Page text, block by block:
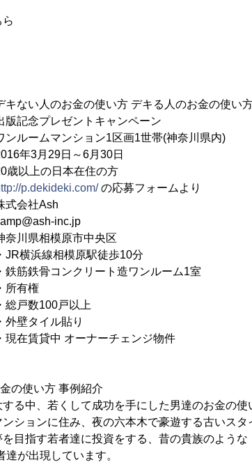
ない人のお金の使い方 デキる人のお金の使い
ントキャンペーン
マンション1区画1世帯(神奈川県内)
3月29日～6月30日
上の日本在住の方
p.dekideki.com/の応募フォームより
式会社Ash
inc.jp
県相模原市中央区
浜線相模原駅徒歩10分
クリート造ワンルーム1室
権
戸以上
ル貼り
オーナーチェンジ物件
の使い方 事例紹介
る中、若くして成功を手にした男達のお金の使
ションに住み、夜の六本木で豪遊する古いス
目指す若者達に投資をする、昔の貴族のような
が出現しています。